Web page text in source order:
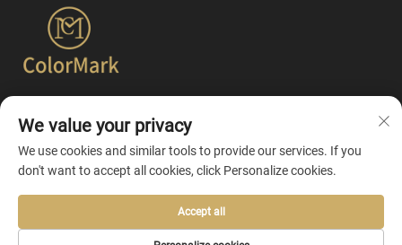
termékek létrehozására összpontosít, és egyszerűbb
egyesített testreszabási szolgáltatásokat kínál.
Copyright © 2026 by Ningbo Colormark Cosmetics Co., Ltd. -
We value your privacy
We use cookies and similar tools to provide our services. If you
don't want to accept all cookies, click Personalize cookies.
Accept all